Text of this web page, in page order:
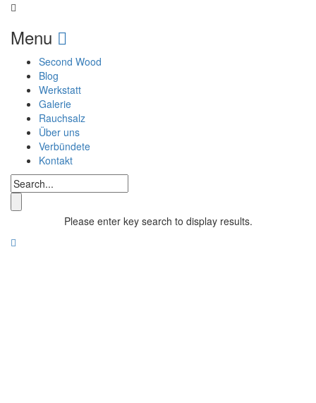
Menu
Second Wood
Blog
Werkstatt
Galerie
Rauchsalz
Über uns
Verbündete
Kontakt
Please enter key search to display results.